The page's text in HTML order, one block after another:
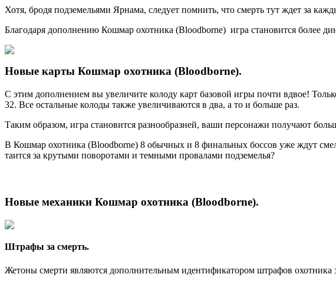
Хотя, бродя подземельями Ярнама, следует помнить, что смерть тут ждет за
Благодаря дополнению Кошмар охотника (Bloodborne) игра становится более
Новые карты Кошмар охотника (Bloodborne).
С этим дополнением вы увеличите колоду карт базовой игры почти вдвое!
32. Все остальные колоды также увеличиваются в два, а то и больше раз.
Таким образом, игра становится разнообразней, ваши персонажи получают
В Кошмар охотника (Bloodborne) 8 обычных и 8 финальных боссов уже ждут
таится за крутыми поворотами и темными провалами подземелья?
Новые механики Кошмар охотника (Bloodborne).
Штрафы за смерть.
Жетоны смерти являются дополнительным идентификатором штрафов охотника